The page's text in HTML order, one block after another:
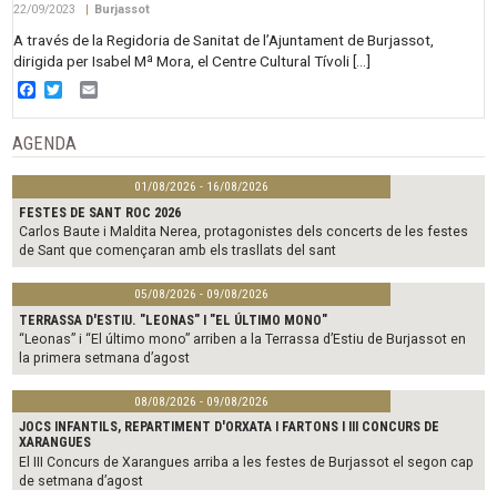
22/09/2023 Burjassot
A través de la Regidoria de Sanitat de l’Ajuntament de Burjassot,
dirigida per Isabel Mª Mora, el Centre Cultural Tívoli […]
Facebook
Twitter
AGENDA
01/08/2026 - 16/08/2026
FESTES DE SANT ROC 2026
Carlos Baute i Maldita Nerea, protagonistes dels concerts de les festes
de Sant que començaran amb els trasllats del sant
05/08/2026 - 09/08/2026
TERRASSA D'ESTIU. "LEONAS" I "EL ÚLTIMO MONO"
“Leonas” i “El último mono” arriben a la Terrassa d’Estiu de Burjassot en
la primera setmana d’agost
08/08/2026 - 09/08/2026
JOCS INFANTILS, REPARTIMENT D'ORXATA I FARTONS I III CONCURS DE
XARANGUES
El III Concurs de Xarangues arriba a les festes de Burjassot el segon cap
de setmana d’agost